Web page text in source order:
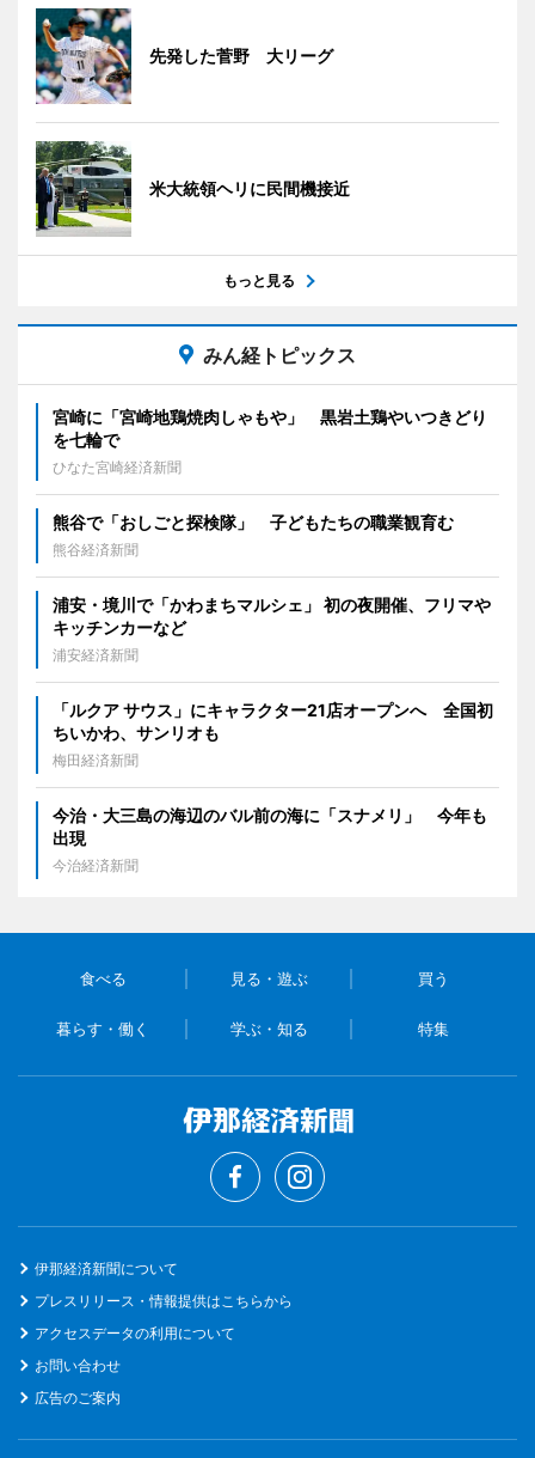
先発した菅野 大リーグ
米大統領ヘリに民間機接近
もっと見る
みん経トピックス
宮崎に「宮崎地鶏焼肉しゃもや」 黒岩土鶏やいつきどり
を七輪で
ひなた宮崎経済新聞
熊谷で「おしごと探検隊」 子どもたちの職業観育む
熊谷経済新聞
浦安・境川で「かわまちマルシェ」 初の夜開催、フリマや
キッチンカーなど
浦安経済新聞
「ルクア サウス」にキャラクター21店オープンへ 全国初
ちいかわ、サンリオも
梅田経済新聞
今治・大三島の海辺のバル前の海に「スナメリ」 今年も
出現
今治経済新聞
食べる 見る・遊ぶ 買う
暮らす・働く 学ぶ・知る 特集
伊那経済新聞について
プレスリリース・情報提供はこちらから
アクセスデータの利用について
お問い合わせ
広告のご案内